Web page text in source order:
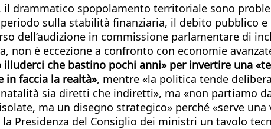
il drammatico spopolamento territoriale sono
sulla stabilità finanziaria, il debito pubblico
dell’audizione in commissione parlamentare di
non è eccezione a confronto con economie
che bastino pochi anni» per invertire una
in faccia la realtà», mentre «la politica tende
sia diretti che indiretti», ma «non partiamo
ma un disegno strategico» perché «serve
Presidenza del Consiglio dei ministri un tavolo